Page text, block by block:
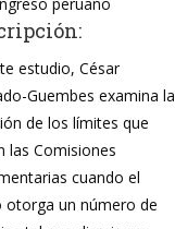
estudio, César
Guembes examina la
de los límites que
las Comisiones
cuando el
otorga un número de